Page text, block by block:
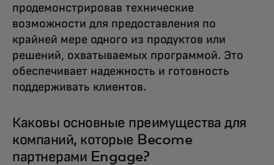
продемонстрировав технические
возможности для предоставления по
крайней мере одного из продуктов или
решений, охватываемых программой. Это
обеспечивает надежность и готовность
поддерживать клиентов.
Каковы основные преимущества для
компаний, которые Become
партнерами Engage?